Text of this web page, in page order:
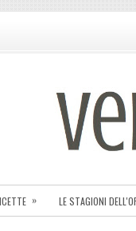
» LE STAGIONI